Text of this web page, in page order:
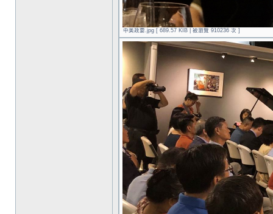
中美政要.jpg [ 689.57 KIB | 被瀏覽 910236 次 ]